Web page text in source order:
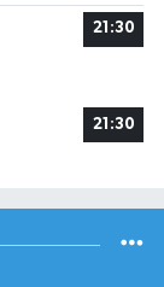
21:30
21:30